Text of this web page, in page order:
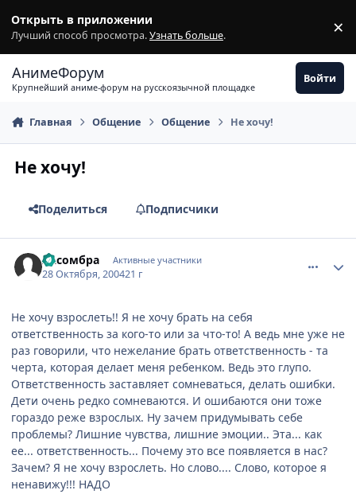
Открыть в приложении
Лучший способ просмотра.Узнать больше. ×
АнимеФорум
Крупнейший аниме-форум на русскоязычной площадке
Войти
Главная Общение Общение Не хочу!
Не хочу!
Поделиться Подписчики
Ласомбра Активные участники
28 Октября, 200421 г
Не хочу взрослеть!! Я не хочу брать на себя
ответственность за кого-то или за что-то! А ведь мне уже не
раз говорили, что нежелание брать ответственность - та
черта, которая делает меня ребенком. Ведь это глупо.
Ответственность заставляет сомневаться, делать ошибки.
Дети очень редко сомневаются. И ошибаются они тоже
гораздо реже взрослых. Ну зачем придумывать себе
проблемы? Лишние чувства, лишние эмоции.. Эта... как
ее... ответственность... Почему это все появляется в нас?
Зачем? Я не хочу взрослеть. Но слово.... Слово, которое я
ненавижу!!! НАДО